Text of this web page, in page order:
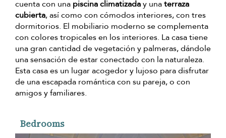
cuenta con una piscina climatizaday unaterraza
cubierta, así como con cómodos interiores, con tres
dormitorios. El mobiliario moderno se complementa
con colores tropicales en los interiores. La casa tiene
una gran cantidad de vegetación y palmeras, dándole
una sensación de estar conectado con la naturaleza.
Esta casa es un lugar acogedor y lujoso para disfrutar
de una escapada romántica con su pareja, o con
amigos y familiares.
Bedrooms